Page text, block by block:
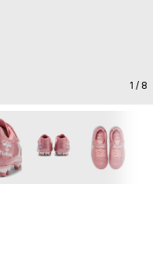
1 / 8